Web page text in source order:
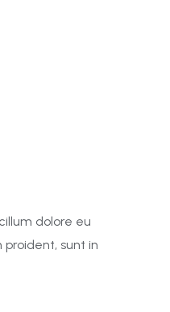
dolore eu
sunt in